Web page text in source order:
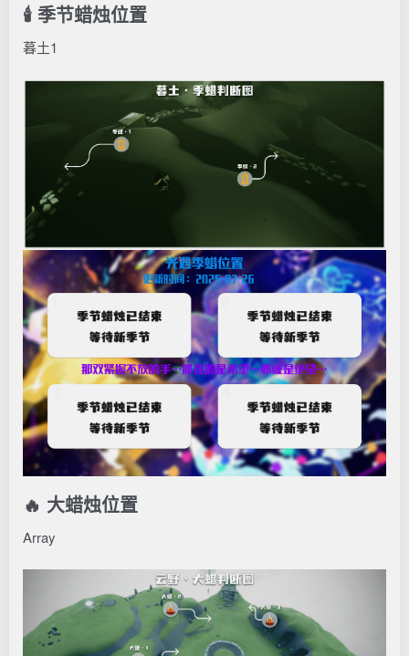
🕯️ 季节蜡烛位置
暮土1
🔥 大蜡烛位置
Array